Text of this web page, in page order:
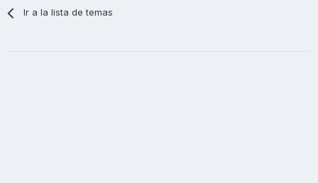
Ir a la lista de temas